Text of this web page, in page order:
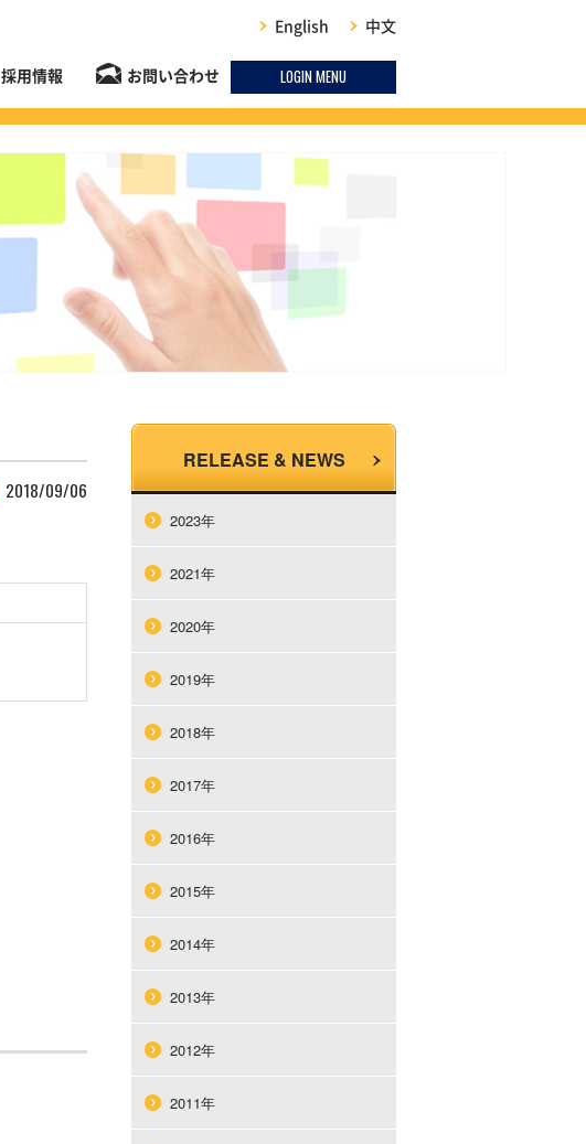
English 中文
採用情報 お問い合わせ LOGIN MENU
2018/09/06
RELEASE & NEWS
2023年
2021年
2020年
2019年
2018年
2017年
2016年
2015年
2014年
2013年
2012年
2011年